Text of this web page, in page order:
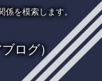
を模索します。
ログ）